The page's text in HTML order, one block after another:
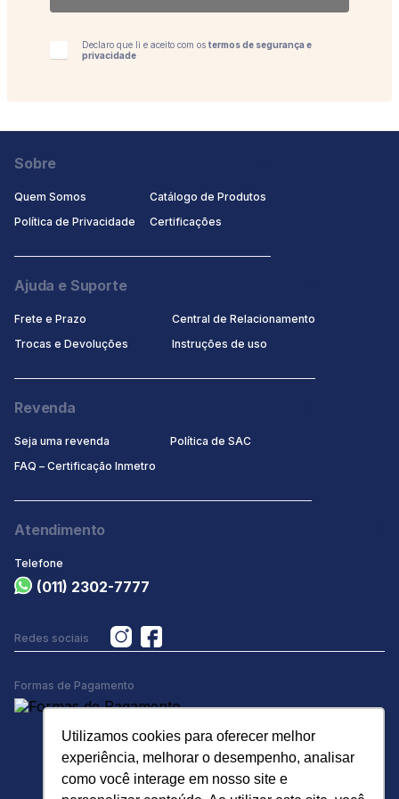
Utilizamos cookies para oferecer melhor
experiência, melhorar o desempenho, analisar
como você interage em nosso site e
Validade: Indeterminada.
Declaro que li e aceito com os termos de segurança e
privacidade
Sobre
Quem Somos
Política de Privacidade
Catálogo de Produtos
Certificaçōes
Ajuda e Suporte
Frete e Prazo
Trocas e Devoluções
Central de Relacionamento
Instruções de uso
Revenda
Seja uma revenda
FAQ – Certificação Inmetro
Política de SAC
Atendimento
Telefone
(011) 2302-7777
Redes sociais
Formas de Pagamento